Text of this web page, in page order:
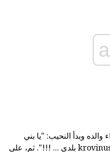
وبدأ النحيب: "يا بني
Nikolushka .. .. .. الأصلية krovinushku بلدي ... !!!". ثم، على